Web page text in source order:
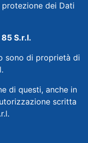
dei Dati
S.r.l.
sono di proprietà di
di questi, anche in
scritta